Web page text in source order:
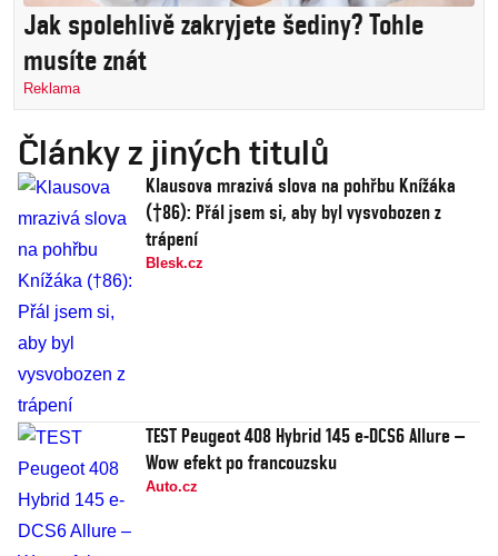
Jak spolehlivě zakryjete šediny? Tohle
musíte znát
Reklama
Články z jiných titulů
Klausova mrazivá slova na pohřbu Knížáka
(†86): Přál jsem si, aby byl vysvobozen z
trápení
Blesk.cz
TEST Peugeot 408 Hybrid 145 e-DCS6 Allure –
Wow efekt po francouzsku
Auto.cz